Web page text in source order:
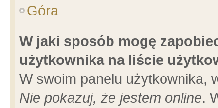
Góra
W jaki sposób mogę
użytkownika na liście
W swoim panelu użytkownika,
Nie pokazuj, że jestem online.